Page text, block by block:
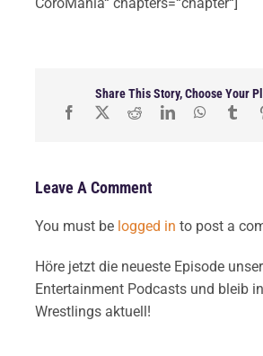
Share This Story, Choose Your
Leave A Comment
You must be logged in to post a
Höre jetzt die neueste Episode
Entertainment Podcasts und bleib
Wrestlings aktuell!